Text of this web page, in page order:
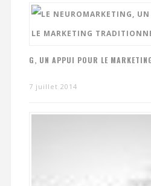
G, UN APPUI POUR LE
7 juillet 2014